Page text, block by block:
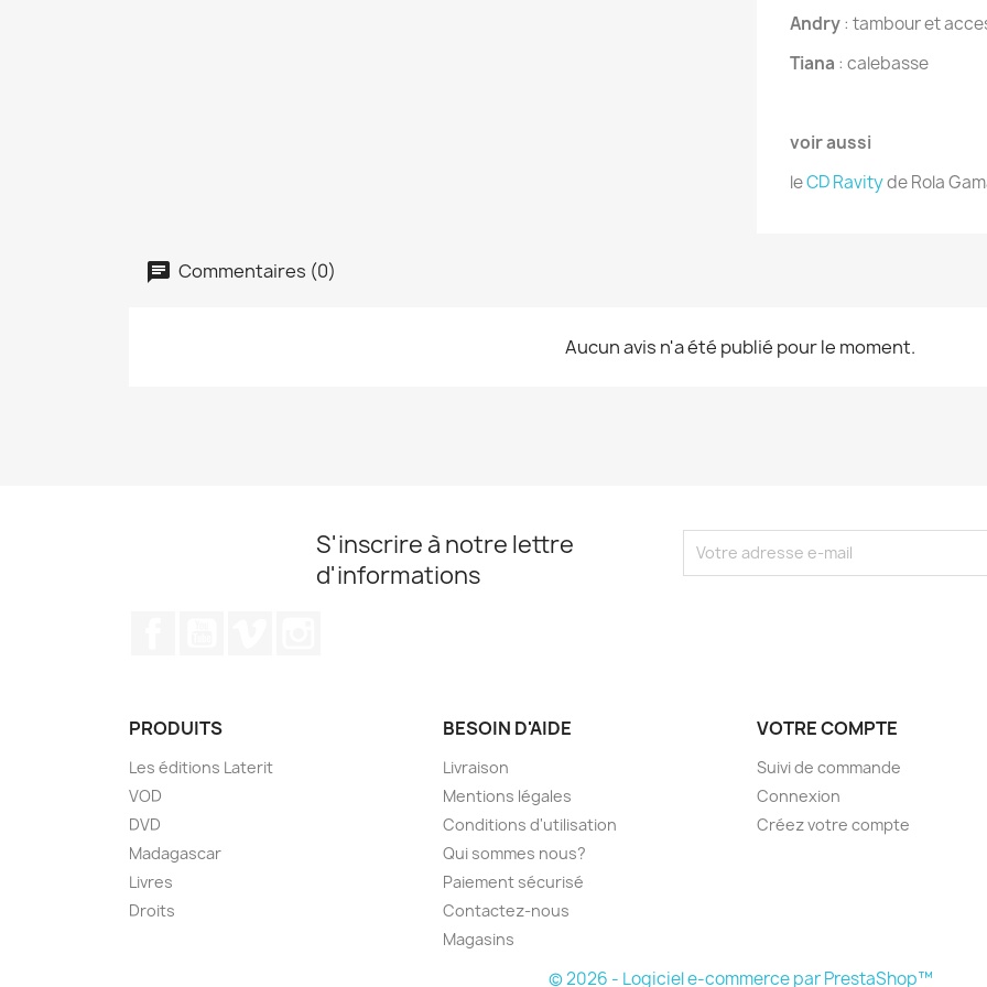
Andry: tambour et
Tiana : calebasse
voir aussi
leCD Ravityde Rola
Commentaires (0)
Aucun avis n'a été publié pour le moment.
S'inscrire à notre lettre
d'informations
PRODUITS
Les éditions Laterit
VOD
DVD
Madagascar
Livres
Droits
BESOIN D'AIDE
Livraison
Mentions légales
Conditions d'utilisation
Qui sommes nous?
Paiement sécurisé
Contactez-nous
Magasins
VOTRE COMPTE
Suivi de commande
Connexion
Créez votre compte
© 2026 - Logiciel e-commerce par PrestaShop™